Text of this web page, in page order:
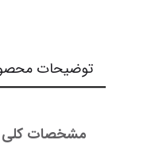
توضیحات
مشخصات کلی